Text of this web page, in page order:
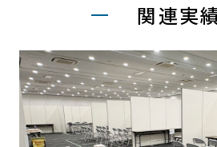
関連実